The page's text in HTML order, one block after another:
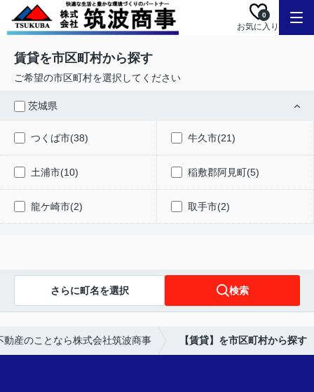
0
お気に入り
賃貸を市区町村から探す
ご希望の市区町村を選択してください
茨城県
つくば市(38) 牛久市(21)
土浦市(10) 稲敷郡阿見町(5)
龍ケ崎市(2) 取手市(2)
さらに町名を選択 検索
動産のことなら株式会社筑波商事 【賃貸】を市区町村から探す